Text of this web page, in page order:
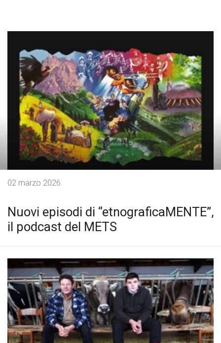
Nuovi episodi di “etnograficaMENTE”,
il podcast del METS
02 marzo 2026